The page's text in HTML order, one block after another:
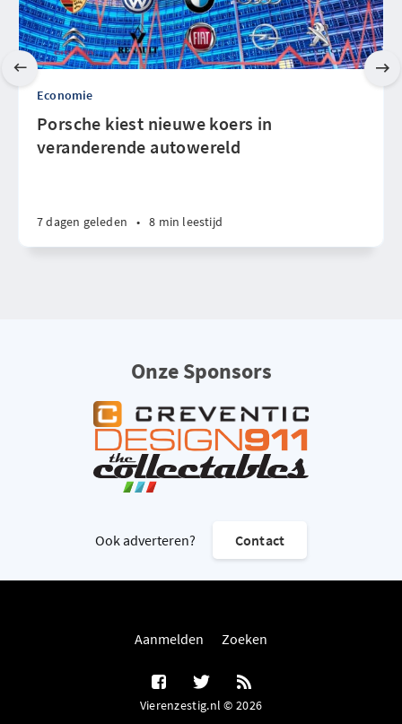
Economie
Porsche kiest nieuwe koers in
veranderende autowereld
7 dagen geleden • 8 min leestijd
Onze Sponsors
Ook adverteren? Contact
Aanmelden Zoeken
Vierenzestig.nl © 2026